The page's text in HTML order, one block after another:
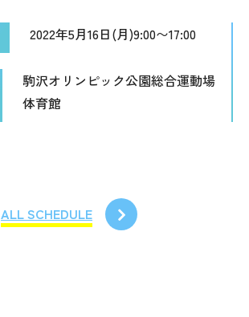
2022年5月16日(月)9:00〜17:00
駒沢オリンピック公園総合運動場
体育館
ALL SCHEDULE